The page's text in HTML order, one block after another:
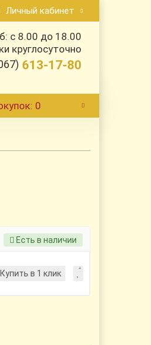
Личный кабинет
с 8.00 до 18.00
круглосуточно
613-17-80
: 0
Есть в наличии
Купить в 1 клик